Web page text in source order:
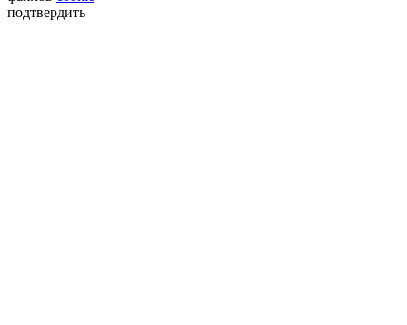
подтвердить